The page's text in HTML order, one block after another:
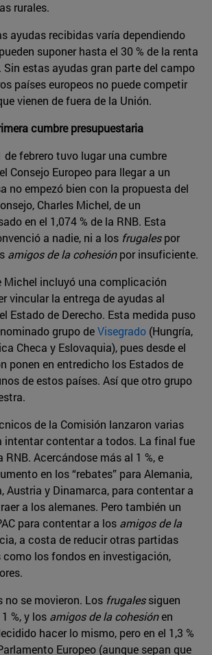
rurales.
ayudas recibidas varía dependiendo
suponer hasta el 30 % de la renta
Sin estas ayudas gran parte del campo
países europeos no puede competir
vienen de fuera de la Unión.
cumbre presupuestaria
de febrero tuvo lugar una cumbre
Consejo Europeo para llegar a un
no empezó bien con la propuesta del
Charles Michel, de un
en el 1,074 % de la RNB. Esta
a nadie, ni a los frugalespor
amigos de la cohesiónpor insuficiente.
Michel incluyó una complicación
vincular la entrega de ayudas al
Estado de Derecho. Esta medida puso
grupo deVisegrado (Hungría,
Checa y Eslovaquia), pues desde el
ponen en entredicho los Estados de
de estos países. Así que otro grupo
de la Comisión lanzaron varias
intentar contentar a todos. La final fue
RNB. Acercándose más al 1 %, e
en los “rebates” para Alemania,
Austria y Dinamarca, para contentar a
a los alemanes. Pero también un
para contentar a los amigos de la
a costa de reducir otras partidas
como los fondos en investigación,
no se movieron. Los frugalessiguen
%, y los amigos de la cohesiónen
hacer lo mismo, pero en el 1,3 %
Europeo (aunque sepan que